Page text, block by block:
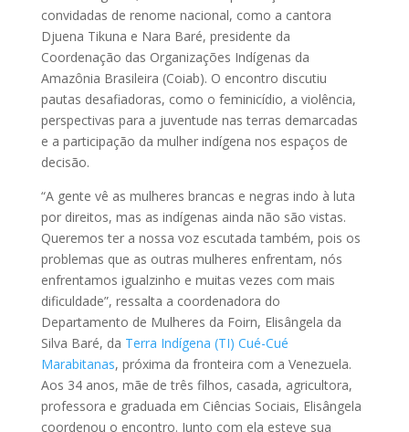
convidadas de renome nacional, como a cantora
Djuena Tikuna e Nara Baré, presidente da
Coordenação das Organizações Indígenas da
Amazônia Brasileira (Coiab). O encontro discutiu
pautas desafiadoras, como o feminicídio, a violência,
perspectivas para a juventude nas terras demarcadas
e a participação da mulher indígena nos espaços de
decisão.
“A gente vê as mulheres brancas e negras indo à luta
por direitos, mas as indígenas ainda não são vistas.
Queremos ter a nossa voz escutada também, pois os
problemas que as outras mulheres enfrentam, nós
enfrentamos igualzinho e muitas vezes com mais
dificuldade”, ressalta a coordenadora do
Departamento de Mulheres da Foirn, Elisângela da
Silva Baré, da Terra Indígena (TI) Cué-Cué
Marabitanas, próxima da fronteira com a Venezuela.
Aos 34 anos, mãe de três filhos, casada, agricultora,
professora e graduada em Ciências Sociais, Elisângela
coordenou o encontro. Junto com ela esteve sua